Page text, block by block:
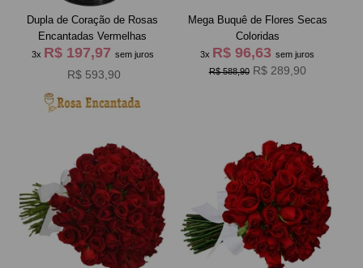
Dupla de Coração de Rosas
Encantadas Vermelhas
3x R$ 197,97 sem juros
R$ 593,90
Mega Buquê de Flores Secas
Coloridas
3x R$ 96,63sem juros
R$ 588,90 R$ 289,90